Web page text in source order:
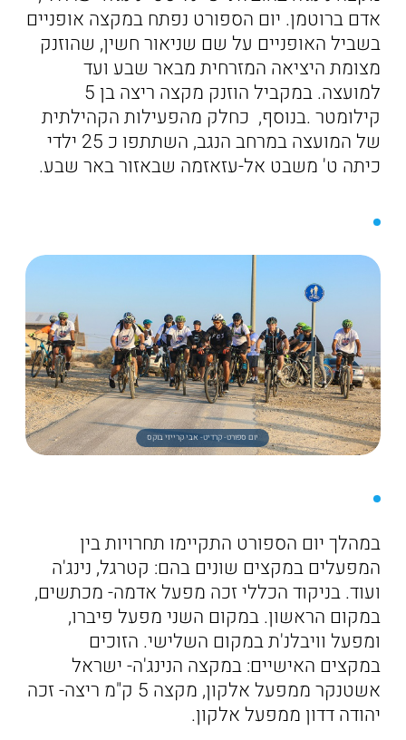
אדם ברוטמן. יום הספורט נפתח במקצה אופניים
בשביל האופניים על שם שניאור חשין, שהוזנק
מצומת היציאה המזרחית מבאר שבע ועד
למועצה. במקביל הוזנק מקצה ריצה בן 5
קילומטר .בנוסף, כחלק מהפעילות הקהילתית
של המועצה במרחב הנגב, השתתפו כ 25 ילדי
כיתה ט' משבט אל-עזאזמה שבאזור באר שבע.
יום ספורט- קרדיט- אבי קרייזי בוקס
במהלך יום הספורט התקיימו תחרויות בין
המפעלים במקצים שונים בהם: קטרגל, נינג'ה
ועוד. בניקוד הכללי זכה מפעל אדמה- מכתשים,
במקום הראשון. במקום השני מפעל פיברו,
ומפעל וויבלנ'ת במקום השלישי. הזוכים
במקצים האישיים: במקצה הנינג'ה- ישראל
אשטנקר ממפעל אלקון, מקצה 5 ק"מ ריצה- זכה
יהודה דדון ממפעל אלקון.